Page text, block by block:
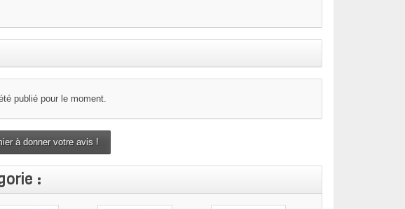
publié pour le moment.
à donner votre avis !
: